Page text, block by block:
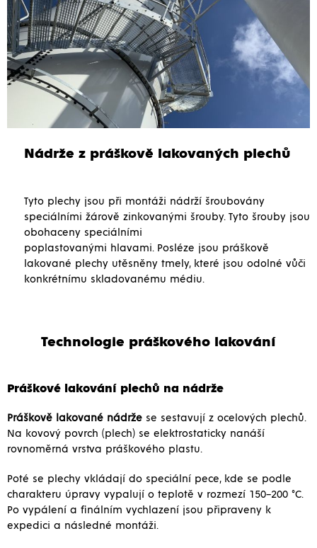
Nádrže z práškově lakovaných plechů
Tyto plechy jsou při montáži nádrží šroubovány
speciálními žárově zinkovanými šrouby. Tyto šrouby jsou
obohaceny speciálními
poplastovanými hlavami. Posléze jsou práškově
lakované plechy utěsněny tmely, které jsou odolné vůči
konkrétnímu skladovanému médiu.
Technologie práškového lakování
Práškové lakování plechů na nádrže
Práškově lakované nádrže se sestavují z ocelových plechů.
Na kovový povrch (plech) se elektrostaticky nanáší
rovnoměrná vrstva práškového plastu.
Poté se plechy vkládají do speciální pece, kde se podle
charakteru úpravy vypalují o teplotě v rozmezí 150–200 °C.
Po vypálení a finálním vychlazení jsou připraveny k
expedici a následné montáži.